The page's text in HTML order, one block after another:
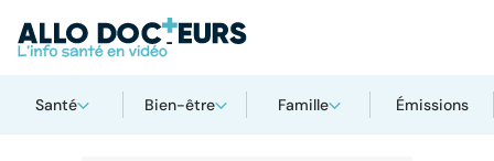
Santé Bien-être Famille Émissions